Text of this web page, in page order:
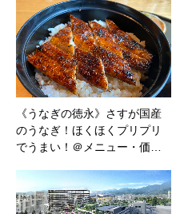
《うなぎの徳永》さすが国産
のうなぎ！ほくほくプリプリ
でうまい！＠メニュー・価…